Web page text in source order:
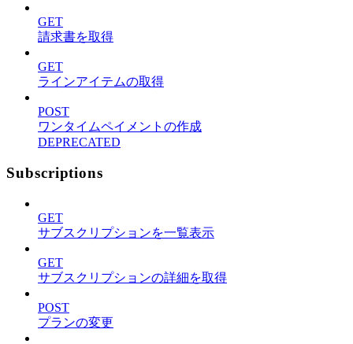
GET
請求書を取得
GET
ラインアイテムの取得
POST
ワンタイムペイメントの作成
DEPRECATED
Subscriptions
GET
サブスクリプションを一覧表示
GET
サブスクリプションの詳細を取得
POST
プランの変更